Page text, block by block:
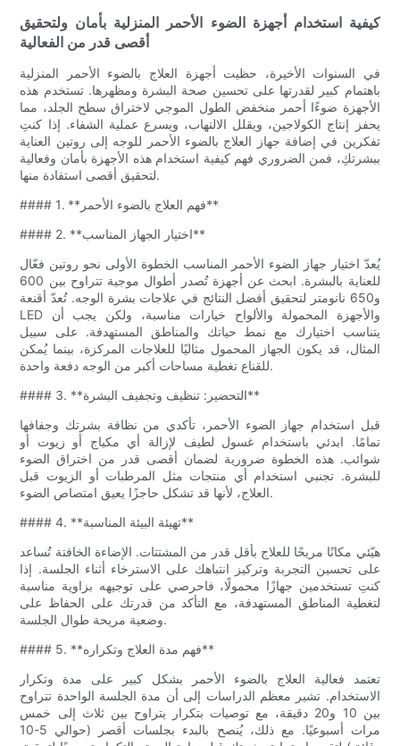
كيفية استخدام أجهزة الضوء الأحمر المنزلية بأمان ولتحقيق
أقصى قدر من الفعالية
في السنوات الأخيرة، حظيت أجهزة العلاج بالضوء الأحمر المنزلية
باهتمام كبير لقدرتها على تحسين صحة البشرة ومظهرها. تستخدم هذه
الأجهزة ضوءًا أحمر منخفض الطول الموجي لاختراق سطح الجلد، مما
يحفز إنتاج الكولاجين، ويقلل الالتهاب، ويسرع عملية الشفاء. إذا كنتِ
تفكرين في إضافة جهاز العلاج بالضوء الأحمر للوجه إلى روتين العناية
ببشرتكِ، فمن الضروري فهم كيفية استخدام هذه الأجهزة بأمان وفعالية
لتحقيق أقصى استفادة منها.
#### 1. **فهم العلاج بالضوء الأحمر**
#### 2. **اختيار الجهاز المناسب**
يُعدّ اختيار جهاز الضوء الأحمر المناسب الخطوة الأولى نحو روتين فعّال
للعناية بالبشرة. ابحث عن أجهزة تُصدر أطوال موجية تتراوح بين 600
و650 نانومتر لتحقيق أفضل النتائج في علاجات بشرة الوجه. تُعدّ أقنعة
LED والأجهزة المحمولة والألواح خيارات مناسبة، ولكن يجب أن
يتناسب اختيارك مع نمط حياتك والمناطق المستهدفة. على سبيل
المثال، قد يكون الجهاز المحمول مثاليًا للعلاجات المركزة، بينما يُمكن
للقناع تغطية مساحات أكبر من الوجه دفعة واحدة.
#### 3. **التحضير: تنظيف وتجفيف البشرة**
قبل استخدام جهاز الضوء الأحمر، تأكدي من نظافة بشرتك وجفافها
تمامًا. ابدئي باستخدام غسول لطيف لإزالة أي مكياج أو زيوت أو
شوائب. هذه الخطوة ضرورية لضمان أقصى قدر من اختراق الضوء
للبشرة. تجنبي استخدام أي منتجات مثل المرطبات أو الزيوت قبل
العلاج، لأنها قد تشكل حاجزًا يعيق امتصاص الضوء.
#### 4. **تهيئة البيئة المناسبة**
هيّئي مكانًا مريحًا للعلاج بأقل قدر من المشتتات. الإضاءة الخافتة تُساعد
على تحسين التجربة وتركيز انتباهك على الاسترخاء أثناء الجلسة. إذا
كنتِ تستخدمين جهازًا محمولًا، فاحرصي على توجيهه بزاوية مناسبة
لتغطية المناطق المستهدفة، مع التأكد من قدرتك على الحفاظ على
وضعية مريحة طوال الجلسة.
#### 5. **فهم مدة العلاج وتكراره**
تعتمد فعالية العلاج بالضوء الأحمر بشكل كبير على مدة وتكرار
الاستخدام. تشير معظم الدراسات إلى أن مدة الجلسة الواحدة تتراوح
بين 10 و20 دقيقة، مع توصيات بتكرار يتراوح بين ثلاث إلى خمس
مرات أسبوعيًا. مع ذلك، يُنصح بالبدء بجلسات أقصر (حوالي 5-10